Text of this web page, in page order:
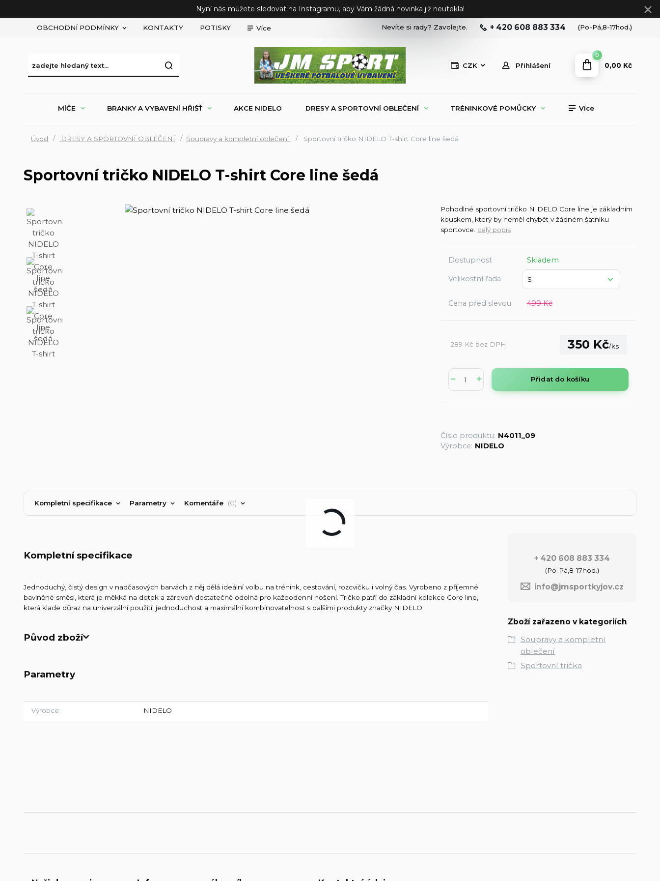
Nyní nás můžete sledovat na Instagramu, aby Vám žádná novinka již neutekla!
OBCHODNÍ PODMÍNKY KONTAKTY POTISKY Více
CZK Přihlášení
Nevíte si rady? Zavolejte. + 420 608 883 334 (Po-Pá,8-17hod.)
0
0,00 Kč
MÍČE BRANKY A VYBAVENÍ HŘIŠŤ AKCE NIDELO DRESY A SPORTOVNÍ OBLEČENÍ TRÉNINKOVÉ POMŮCKY Více
Úvod DRESY A SPORTOVNÍ OBLEČENÍ Soupravy a kompletní oblečení Sportovní tričko NIDELO T-shirt Core line šedá
Sportovní tričko NIDELO T-shirt Core line šedá
Pohodlné sportovní tričko NIDELO Core line je základním
kouskem, který by neměl chybět v žádném šatníku
sportovce. celý popis
Dostupnost Skladem
Velikostní řada
Cena před slevou 499 Kč
350 Kč/ks
289 Kč bez DPH
Přidat do košíku
Číslo produktu: N4011_09
Výrobce: NIDELO
Kompletní specifikace Parametry Komentáře 0
Kompletní specifikace
Jednoduchý, čistý design v nadčasových barvách z něj dělá ideální volbu na trénink, cestování, rozcvičku i volný čas. Vyrobeno z příjemné
bavlněné směsi, která je měkká na dotek a zároveň dostatečně odolná pro každodenní nošení. Tričko patří do základní kolekce Core line,
která klade důraz na univerzální použití, jednoduchost a maximální kombinovatelnost s dalšími produkty značky NIDELO.
Původ zboží
Parametry
Výrobce NIDELO
+ 420 608 883 334
(Po-Pá,8-17hod.)
info@jmsportkyjov.cz
Zboží zařazeno v kategoriích
Soupravy a kompletní
oblečení
Sportovní trička